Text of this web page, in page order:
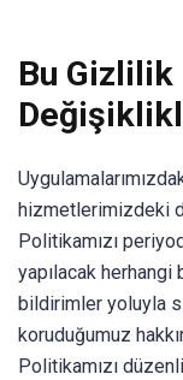
Bu
hizmetlerimizdeki
Politikamızı
yapılacak
bildirimler yoluyla
koruduğumuz
Politikamızı